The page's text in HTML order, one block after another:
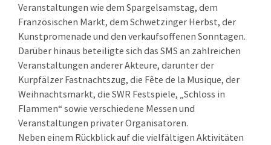
Veranstaltungen wie dem Spargelsamstag, dem
Französischen Markt, dem Schwetzinger Herbst, der
Kunstpromenade und den verkaufsoffenen Sonntagen.
Darüber hinaus beteiligte sich das SMS an zahlreichen
Veranstaltungen anderer Akteure, darunter der
Kurpfälzer Fastnachtszug, die Fête de la Musique, der
Weihnachtsmarkt, die SWR Festspiele, „Schloss in
Flammen“ sowie verschiedene Messen und
Veranstaltungen privater Organisatoren.
Neben einem Rückblick auf die vielfältigen Aktivitäten